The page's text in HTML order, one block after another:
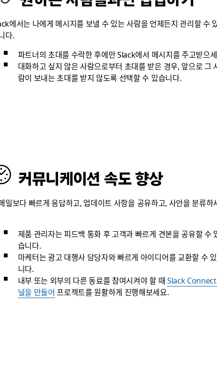
에서는 나에게 메시지를 보낼 수 있는 사람을 언제든지 관리할 수
다.
파트너의 초대를 수락한 후에만 Slack에서 메시지를 주고받으
대화하고 싶지 않은 사람으로부터 초대를 받은 경우, 앞으로 그
람이 보내는 초대를 받지 않도록 선택할 수 있습니다.
커뮤니케이션 속도 향상
일보다 빠르게 응답하고, 업데이트 사항을 공유하고, 사안을 분류하
제품 관리자는 피드백 통화 후 고객과 빠르게 견본을 공유할 수
습니다.
마케터는 광고 대행사 담당자와 빠르게 아이디어를 교환할 수
니다.
내부 또는 외부의 다른 동료를 참여시켜야 할 때Slack Connect
널을 만들어 프로젝트를 원활하게 진행해보세요.